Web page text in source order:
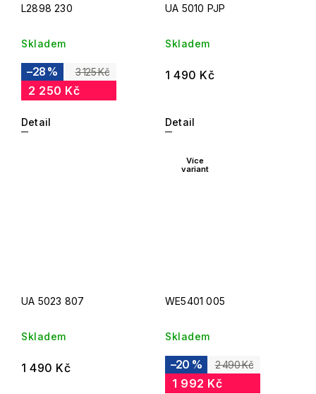
L2898 230
Skladem
3 125 Kč
–28 %
2 250 Kč
Detail
UA 5010 PJP
Skladem
1 490 Kč
Detail
UA 5023 807
Skladem
1 490 Kč
Více
variant
WE5401 005
Skladem
2 490 Kč
–20 %
1 992 Kč